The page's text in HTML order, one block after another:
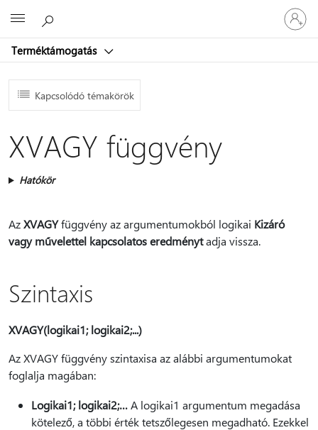
Terméktámogatás
be
a
Kapcsolódó témakörök
XVAGY függvény
Hatókör
AzXVAGYfüggvény az argumentumokból logikai Kizáró
vagy művelettel kapcsolatos eredménytadja vissza.
Szintaxis
XVAGY(logikai1; logikai2;...)
Az XVAGY függvény szintaxisa az alábbi argumentumokat
foglalja magában:
Logikai1; logikai2;…A logikai1 argumentum megadása
kötelező, a többi érték tetszőlegesen megadható. Ezekkel